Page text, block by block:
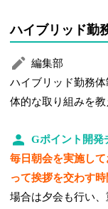
ハイブリッド勤
編集部
ハイブリッド勤務
体的な取り組みを教
Gポイント開発
毎日朝会を実施し
って挨拶を交わす
場合は夕会も行い